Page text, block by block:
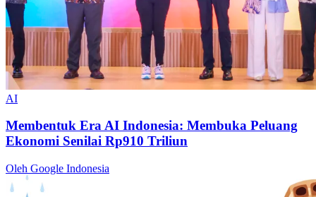
AI
Membentuk Era AI Indonesia: Membuka Peluang
Ekonomi Senilai Rp910 Triliun
Oleh Google Indonesia